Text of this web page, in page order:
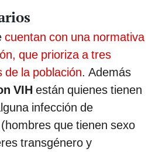
cuentan con una normativa
que prioriza a tres
la población. Además
VIH están quienes tienen
infección de
que tienen sexo
transgénero y